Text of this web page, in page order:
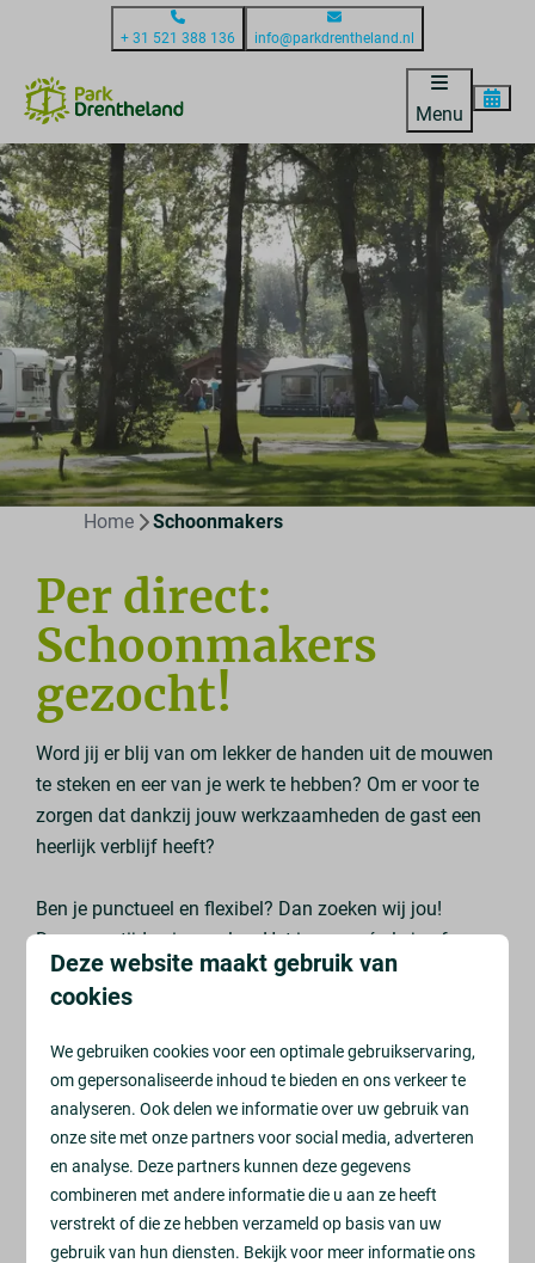
+ 31 521 388 136 info@parkdrentheland.nl
Menu
Home Schoonmakers
Per direct:
Schoonmakers
gezocht!
Word jij er blij van om lekker de handen uit de mouwen
te steken en eer van je werk te hebben? Om er voor te
zorgen dat dankzij jouw werkzaamheden de gast een
heerlijk verblijf heeft?
Ben je punctueel en flexibel? Dan zoeken wij jou!
Dagen en tijden in overleg. Het is een pré als je af en
toe kan wisselen qua dagen en/of in het weekend
beschikbaar bent. In het hoogseizoen zijn onze vaste
ieder geval iemand die deze dagen beschikbaar is.
Interesse? Stuur ons dan een email:
info@parkdrentheland.nl
Wij spreken je graag om te kijken of er een klik is en te
kijken of we iets voor elkaar kunnen betekenen!
Deze website maakt gebruik van
cookies
We gebruiken cookies voor een optimale gebruikservaring,
om gepersonaliseerde inhoud te bieden en ons verkeer te
analyseren. Ook delen we informatie over uw gebruik van
onze site met onze partners voor social media, adverteren
en analyse. Deze partners kunnen deze gegevens
combineren met andere informatie die u aan ze heeft
verstrekt of die ze hebben verzameld op basis van uw
gebruik van hun diensten. Bekijk voor meer informatie ons